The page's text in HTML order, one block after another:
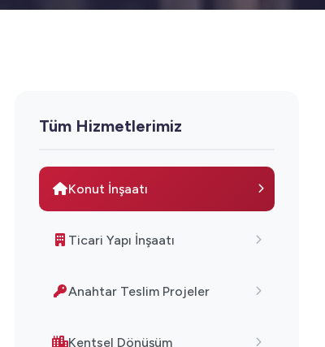
Tüm Hizmetlerimiz
Konut İnşaatı
Ticari Yapı İnşaatı
Anahtar Teslim Projeler
Kentsel Dönüşüm